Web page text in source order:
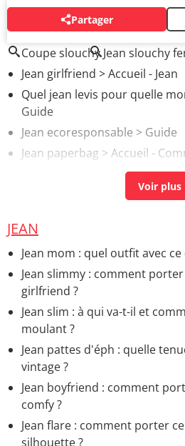
Partager
AUTOUR DU MÊME SUJET
Coupe slouchy Jean slouchy
Jean girlfriend > Accueil - Jean
Quel jean levis pour quelle
Guide
Jean ecoresponsable > Guide
Jean paperbag > Accueil -
> Accueil - Jean
JEAN
Jean mom : quel outfit avec
Jean slimmy : comment
girlfriend ?
Jean slim : à qui va-t-il et
moulant ?
Jean pattes d'éph : quelle
vintage ?
Jean boyfriend : comment
comfy ?
Jean flare : comment porter
silhouette ?